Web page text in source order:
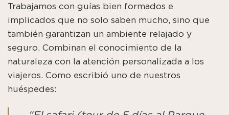
Trabajamos con guías bien formados e
implicados que no solo saben mucho, sino que
también garantizan un ambiente relajado y
seguro. Combinan el conocimiento de la
naturaleza con la atención personalizada a los
viajeros. Como escribió uno de nuestros
huéspedes: